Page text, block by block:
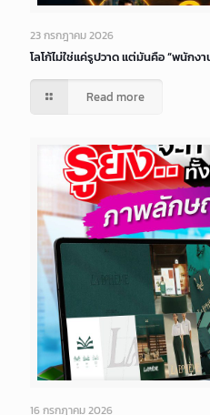
23 กรกฎาคม 2026
โลโก้ไม่ใช่แค่รูปวาด แต่มันคือ “พนักง
Read more
16 กรกฎาคม 2026